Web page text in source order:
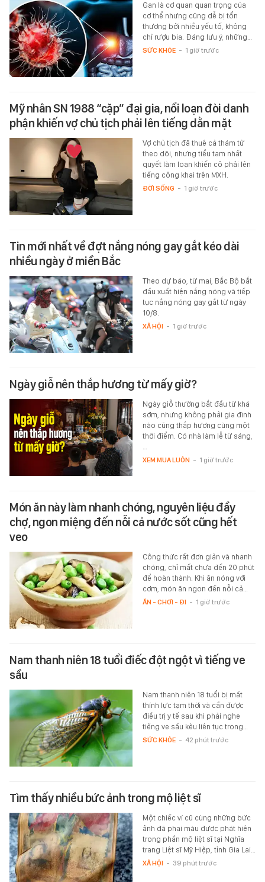
Gan là cơ quan quan trọng của
cơ thể nhưng cũng dễ bị tổn
thương bởi nhiều yếu tố, không
chỉ rượu bia. Đáng lưu ý, những…
SỨC KHỎE - 1 giờ trước
Mỹ nhân SN 1988 “cặp” đại gia, nổi loạn đòi danh
phận khiến vợ chủ tịch phải lên tiếng dằn mặt
Vợ chủ tịch đã thuê cả thám tử
theo dõi, nhưng tiểu tam nhất
quyết làm loạn khiến cô phải lên
tiếng công khai trên MXH.
ĐỜI SỐNG - 1 giờ trước
Tin mới nhất về đợt nắng nóng gay gắt kéo dài
nhiều ngày ở miền Bắc
Theo dự báo, từ mai, Bắc Bộ bắt
đầu xuất hiện nắng nóng và tiếp
tục nắng nóng gay gắt từ ngày
10/8.
XÃ HỘI - 1 giờ trước
Ngày giỗ nên thắp hương từ mấy giờ?
Ngày giỗ thường bắt đầu từ khá
sớm, nhưng không phải gia đình
nào cũng thắp hương cùng một
thời điểm. Có nhà làm lễ từ sáng,
…
XEM MUA LUÔN - 1 giờ trước
Món ăn này làm nhanh chóng, nguyên liệu đầy
chợ, ngon miệng đến nỗi cả nước sốt cũng hết
veo
Công thức rất đơn giản và nhanh
chóng, chỉ mất chưa đến 20 phút
để hoàn thành. Khi ăn nóng với
cơm, món ăn ngon đến nỗi cả…
ĂN - CHƠI - ĐI - 1 giờ trước
Nam thanh niên 18 tuổi điếc đột ngột vì tiếng ve
sầu
Nam thanh niên 18 tuổi bị mất
thính lực tạm thời và cần được
điều trị y tế sau khi phải nghe
tiếng ve sầu kêu liên tục trong…
SỨC KHỎE - 42 phút trước
Tìm thấy nhiều bức ảnh trong mộ liệt sĩ
Một chiếc ví cũ cùng những bức
ảnh đã phai màu được phát hiện
trong phần mộ liệt sĩ tại Nghĩa
trang Liệt sĩ Mỹ Hiệp, tỉnh Gia Lai…
XÃ HỘI - 39 phút trước